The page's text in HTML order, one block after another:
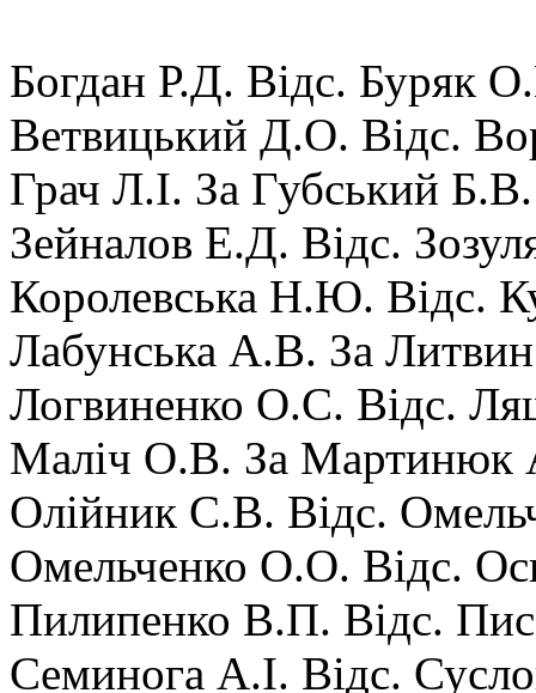
Богдан Р.Д. Відс. Буряк
Ветвицький Д.О. Відс.
Грач Л.І. За Губський
Зейналов Е.Д. Відс.
Королевська Н.Ю. Відс.
Лабунська А.В. За
Логвиненко О.С. Відс.
Маліч О.В. За Мартинюк
Олійник С.В. Відс.
Омельченко О.О. Відс.
Пилипенко В.П. Відс.
Семинога А.І. Відс.